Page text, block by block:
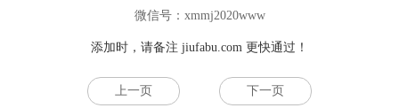
微信号：xmmj2020www
添加时，请备注 jiufabu.com 更快通过！
上一页 下一页